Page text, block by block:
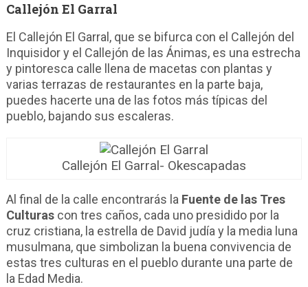
Callejón El Garral
El Callejón El Garral, que se bifurca con el Callejón del
Inquisidor y el Callejón de las Ánimas, es una estrecha
y pintoresca calle llena de macetas con plantas y
varias terrazas de restaurantes en la parte baja,
puedes hacerte una de las fotos más típicas del
pueblo, bajando sus escaleras.
Callejón El Garral- Okescapadas
Al final de la calle encontrarás la Fuente de las Tres
Culturascon tres caños, cada uno presidido por la
cruz cristiana, la estrella de David judía y la media luna
musulmana, que simbolizan la buena convivencia de
estas tres culturas en el pueblo durante una parte de
la Edad Media.